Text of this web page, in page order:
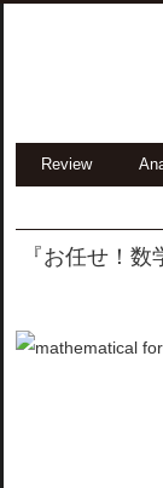
Review
『お任せ！数